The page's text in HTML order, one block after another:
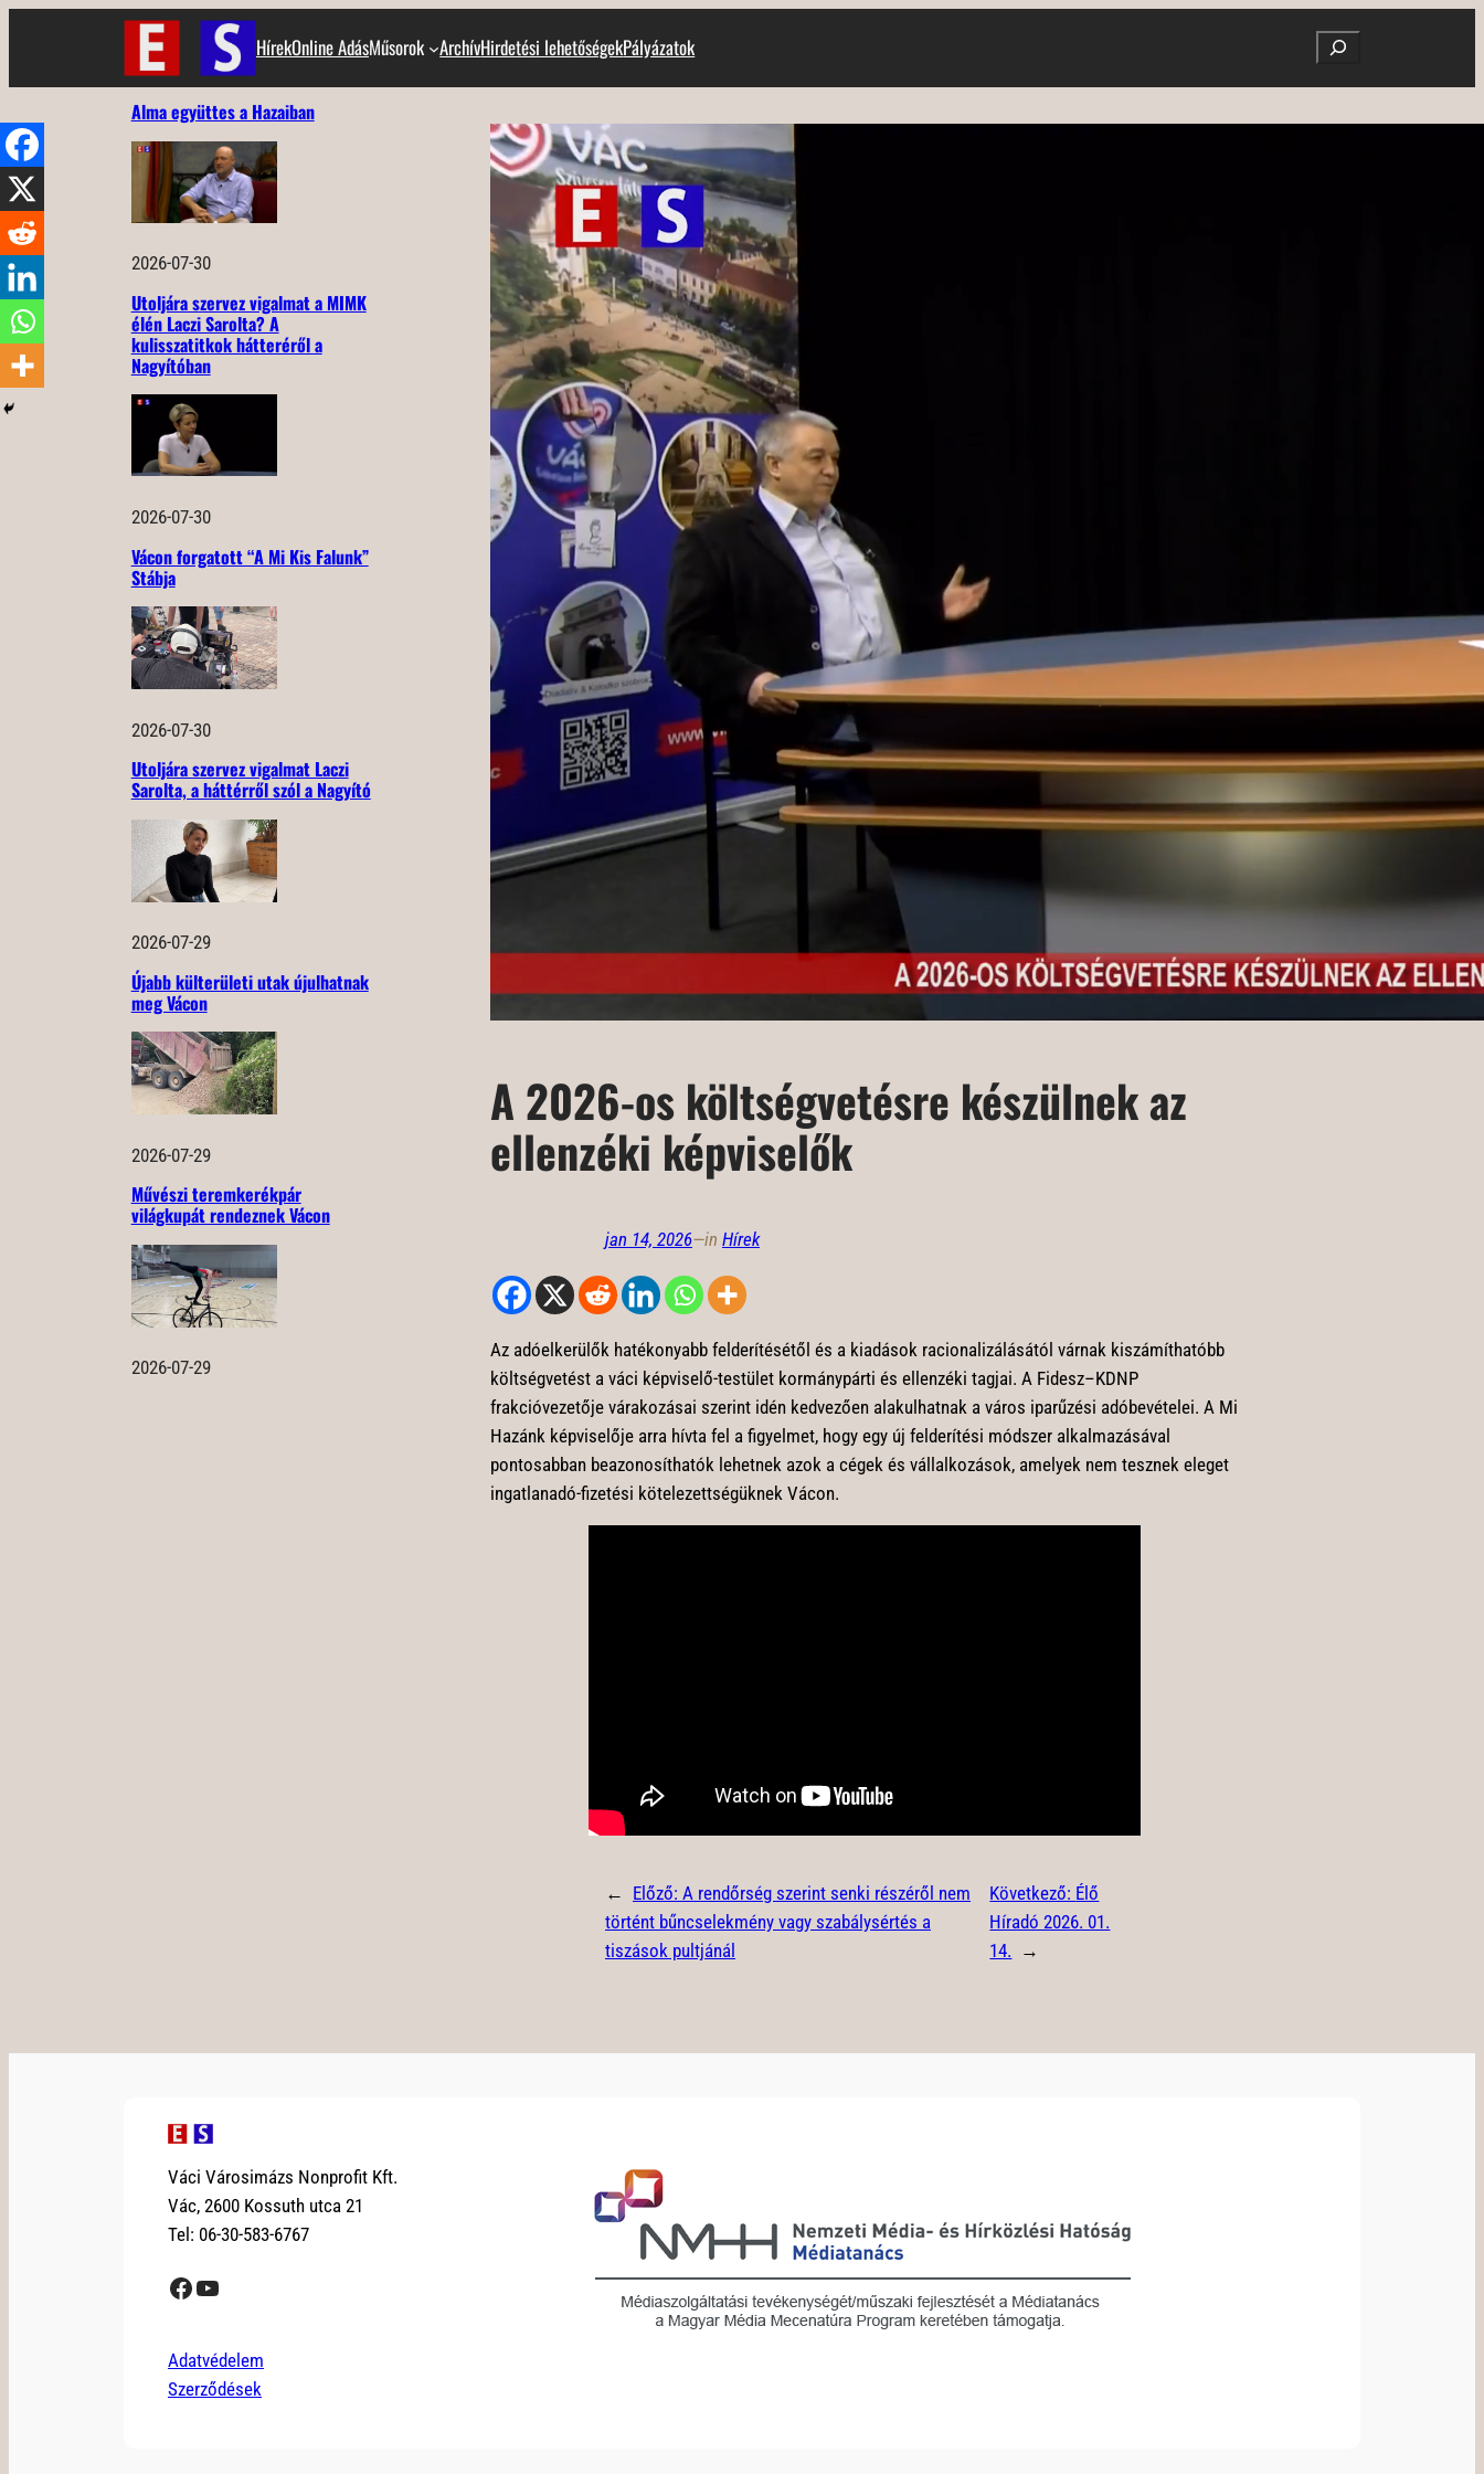
HírekOnline AdásMűsorok ArchívHirdetési lehetőségekPályázatok Search
Alma együttes a Hazaiban
2026-07-30
Utoljára szervez vigalmat a MIMK
élén Laczi Sarolta? A
kulisszatitkok hátteréről a
Nagyítóban
2026-07-30
Vácon forgatott “A Mi Kis Falunk”
Stábja
2026-07-30
Utoljára szervez vigalmat Laczi
Sarolta, a háttérről szól a Nagyító
2026-07-29
Újabb külterületi utak újulhatnak
meg Vácon
2026-07-29
Művészi teremkerékpár
világkupát rendeznek Vácon
2026-07-29
A 2026-os költségvetésre készülnek az
ellenzéki képviselők
jan 14, 2026—in Hírek
Az adóelkerülők hatékonyabb felderítésétől és a kiadások racionalizálásától várnak kiszámíthatóbb
költségvetést a váci képviselő-testület kormánypárti és ellenzéki tagjai. A Fidesz–KDNP
frakcióvezetője várakozásai szerint idén kedvezően alakulhatnak a város iparűzési adóbevételei. A Mi
Hazánk képviselője arra hívta fel a figyelmet, hogy egy új felderítési módszer alkalmazásával
pontosabban beazonosíthatók lehetnek azok a cégek és vállalkozások, amelyek nem tesznek eleget
ingatlanadó-fizetési kötelezettségüknek Vácon.
← Előző: A rendőrség szerint senki részéről nem
történt bűncselekmény vagy szabálysértés a
tiszások pultjánál
Következő: Élő
Híradó 2026. 01.
14. →
Váci Városimázs Nonprofit Kft.
Vác, 2600 Kossuth utca 21
Tel: 06-30-583-6767
Facebook YouTube
Adatvédelem
Szerződések